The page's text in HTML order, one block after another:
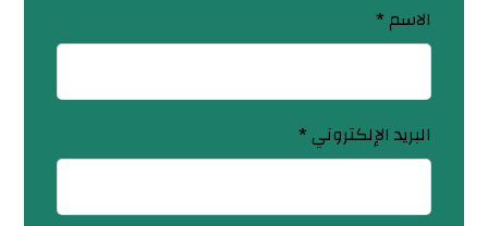
الاسم*
البريد الإلكتروني*